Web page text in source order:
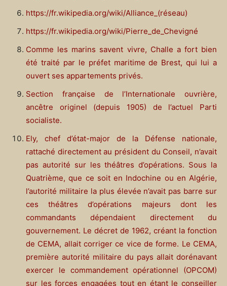
https://fr.wikipedia.org/wiki/Alliance_(réseau)
https://fr.wikipedia.org/wiki/Pierre_de_Chevigné
Comme les marins savent vivre, Challe a fort bien
été traité par le préfet maritime de Brest, qui lui a
ouvert ses appartements privés.
Section française de l’Internationale ouvrière,
ancêtre originel (depuis 1905) de l’actuel Parti
socialiste.
Ely, chef d’état-major de la Défense nationale,
rattaché directement au président du Conseil, n’avait
pas autorité sur les théâtres d’opérations. Sous la
Quatrième, que ce soit en Indochine ou en Algérie,
l’autorité militaire la plus élevée n’avait pas barre sur
ces théâtres d’opérations majeurs dont les
commandants dépendaient directement du
gouvernement. Le décret de 1962, créant la fonction
de CEMA, allait corriger ce vice de forme. Le CEMA,
première autorité militaire du pays allait dorénavant
exercer le commandement opérationnel (OPCOM)
sur les forces engagées tout en étant le conseiller